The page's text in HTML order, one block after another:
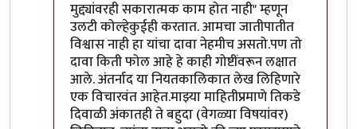
मुद्द्यांवरही सकारात्मक काम होत नाही" म्हणून
उलटी कोल्हेकुईही करतात. आमचा जातीपातीत
विश्वास नाही हा यांचा दावा नेहमीच असतो.पण तो
दावा किती फोल आहे हे काही गोष्टींवरून लक्षात
आले. अंतर्नाद या नियतकालिकात लेख लिहिणारे
एक विचारवंत आहेत.माझ्या माहितीप्रमाणे तिकडे
दिवाळी अंकातही ते बहुदा (वेगळ्या विषयांवर)